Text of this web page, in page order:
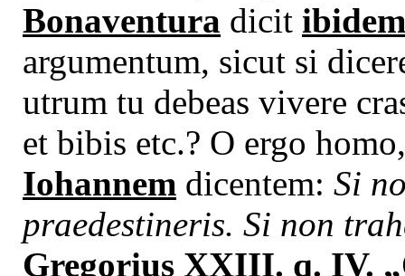
Bonaventura dicit ibidem
argumentum, sicut si
utrum tu debeas vivere
et bibis etc.? O ergo
Iohannem dicentem: Si
praedestineris. Si non
Gregorius XXIII. q. IV.